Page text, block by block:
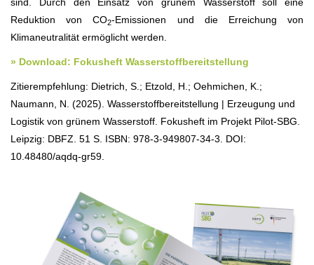
Reduktion von CO2-Emissionen und die Erreichung von
Klimaneutralität ermöglicht werden.
» Download: Fokusheft Wasserstoffbereitstellung
Zitierempfehlung: Dietrich, S.; Etzold, H.; Oehmichen, K.;
Naumann, N. (2025). Wasserstoffbereitstellung | Erzeugung und
Logistik von grünem Wasserstoff. Fokusheft im Projekt Pilot-SBG.
Leipzig: DBFZ. 51 S. ISBN: 978-3-949807-34-3. DOI:
10.48480/aqdq-gr59.